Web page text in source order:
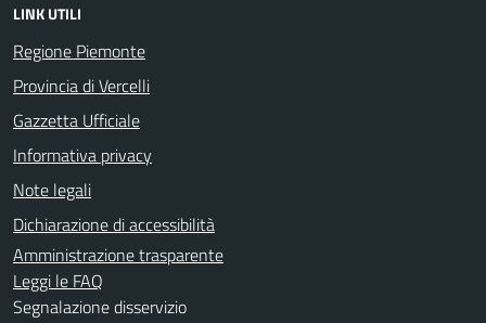
LINK UTILI
Regione Piemonte
Provincia di Vercelli
Gazzetta Ufficiale
Informativa privacy
Note legali
Dichiarazione di accessibilità
Amministrazione trasparente
Leggi le FAQ
Segnalazione disservizio